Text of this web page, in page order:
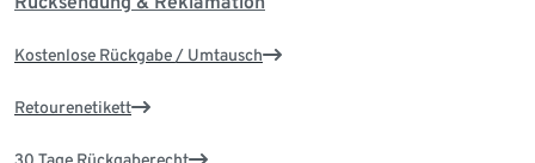
Kostenlose Rückgabe / Umtausch
Retourenetikett